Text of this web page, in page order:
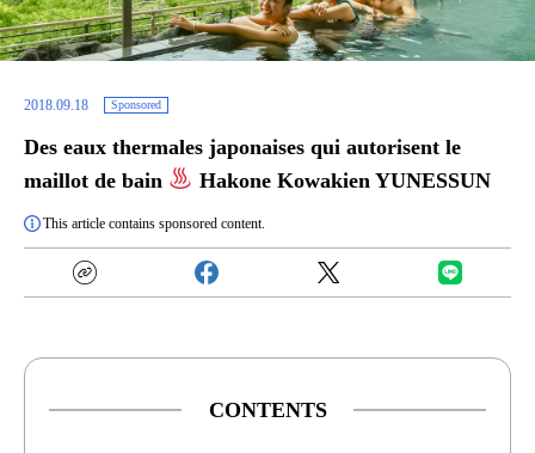
2018.09.18 Sponsored
Des eaux thermales japonaises qui autorisent le
maillot de bain
Hakone Kowakien YUNESSUN
This article contains sponsored content.
CONTENTS